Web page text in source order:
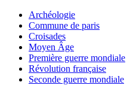
Archéologie
Commune de paris
Croisades
Moyen Âge
Première guerre mondiale
Révolution française
Seconde guerre mondiale